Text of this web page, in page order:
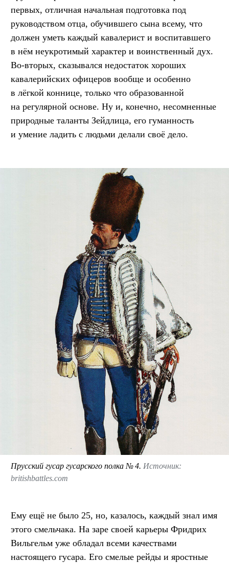
первых, отличная начальная подготовка под
руководством отца, обучившего сына всему, что
должен уметь каждый кавалерист и воспитавшего
в нём неукротимый характер и воинственный дух.
Во-вторых, сказывался недостаток хороших
кавалерийских офицеров вообще и особенно
в лёгкой коннице, только что образованной
на регулярной основе. Ну и, конечно, несомненные
природные таланты Зейдлица, его гуманность
и умение ладить с людьми делали своё дело.
Прусский гусар гусарского полка № 4. Источник:
britishbattles.com
Ему ещё не было 25, но, казалось, каждый знал имя
этого смельчака. На заре своей карьеры Фридрих
Вильгельм уже обладал всеми качествами
настоящего гусара. Его смелые рейды и яростные